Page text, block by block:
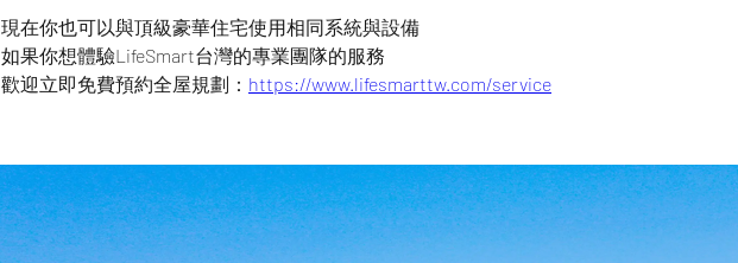
現在你也可以與頂級豪華住宅使用相同系統與設備
如果你想體驗LifeSmart台灣的專業團隊的服務
歡迎立即免費預約全屋規劃： https://www.lifesmarttw.com/service